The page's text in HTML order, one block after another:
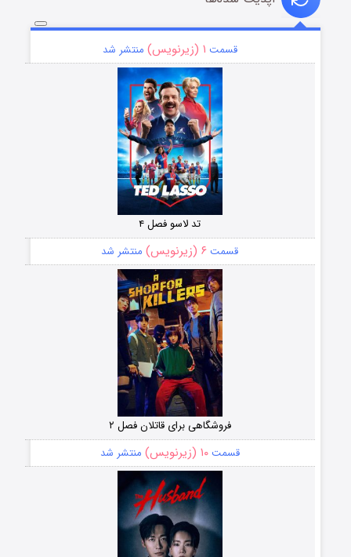
قسمت ۱ (زیرنویس) منتشر شد
تد لاسو فصل ۴
قسمت ۶ (زیرنویس) منتشر شد
فروشگاهی برای قاتلان فصل ۲
قسمت۱۰ (زیرنویس) منتشر شد